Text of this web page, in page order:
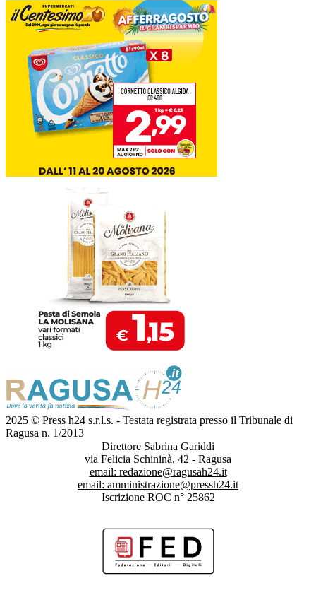
2025 © Press h24 s.r.l.s. - Testata registrata presso il Tribunale di
Ragusa n. 1/2013
Direttore Sabrina Gariddi
via Felicia Schininà, 42 - Ragusa
email: redazione@ragusah24.it
email: amministrazione@pressh24.it
Iscrizione ROC n° 25862